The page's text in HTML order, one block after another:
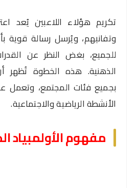
تكريم هؤلاء اللاعبين يُعد
وتفانيهم، ويُرسل رسالة قوية
للجميع، بغض النظر عن
الذهنية. هذه الخطوة تُظهر
بجميع فئات المجتمع،
الأنشطة الرياضية والاجتماعية.
مفهوم الأولمبياد